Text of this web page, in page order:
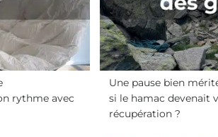
rythme avec
Une pause bien
si le hamac devenait
récupération ?